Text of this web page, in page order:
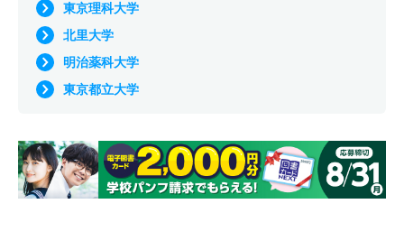
東京理科大学
北里大学
明治薬科大学
東京都立大学